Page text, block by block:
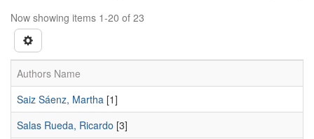
Now showing items 1-20 of 23
Authors Name
Saiz Sáenz, Martha [1]
Salas Rueda, Ricardo [3]